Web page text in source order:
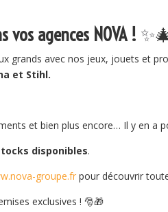
vos agences NOVA ! ✨
grands avec nos jeux, jouets et
et Stihl.
et bien plus encore… Il y en a
disponibles.
groupe.fr pour découvrir
exclusives ! 🎅🎁